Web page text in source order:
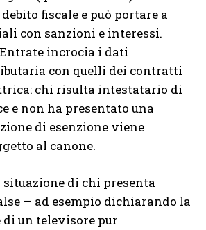
fiscale e può portare a
con sanzioni e interessi.
Entrate incrocia i dati
con quelli dei contratti
chi risulta intestatario di
e non ha presentato una
di esenzione viene
al canone.
situazione di chi presenta
— ad esempio dichiarando la
un televisore pur